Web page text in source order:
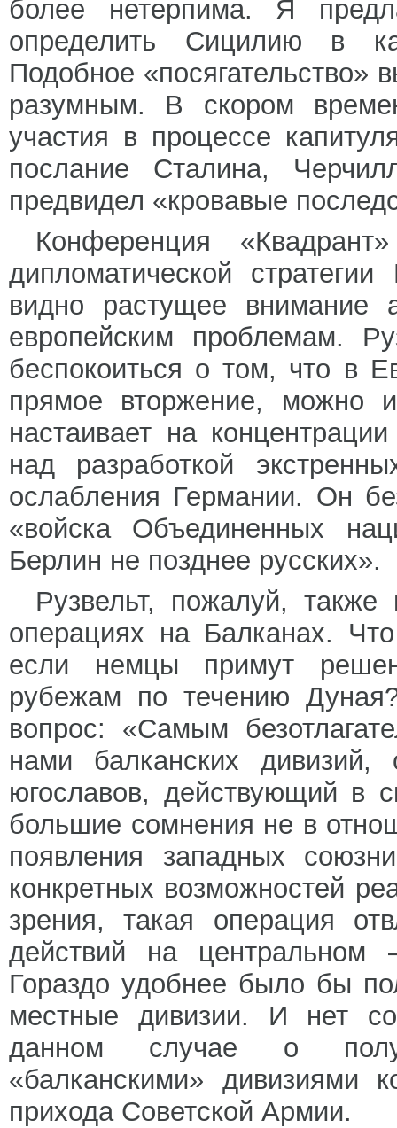
более нетерпима. Я
определить Сицилию в
Подобное «посягательство»
разумным. В скором
участия в процессе
послание Сталина,
предвидел «кровавые
Конференция
дипломатической
видно растущее внимание
европейским проблемам.
беспокоиться о том, что в
прямое вторжение, можно
настаивает на
над разработкой
ослабления Германии. Он
«войска Объединенных
Берлин не позднее русских».
Рузвельт, пожалуй, также
операциях на Балканах.
если немцы примут
рубежам по течению
вопрос: «Самым
нами балканских
югославов, действующий в
большие сомнения не в
появления западных
конкретных возможностей
зрения, такая операция
действий на
Гораздо удобнее было бы
местные дивизии. И нет
данном случае о
«балканскими» дивизиями
прихода Советской Армии.